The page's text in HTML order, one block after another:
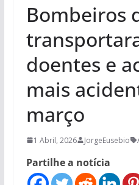
Bombeiros
doentes e
mais
março
1 Abril, 2026 JorgeEusebio
Partilhe a notícia